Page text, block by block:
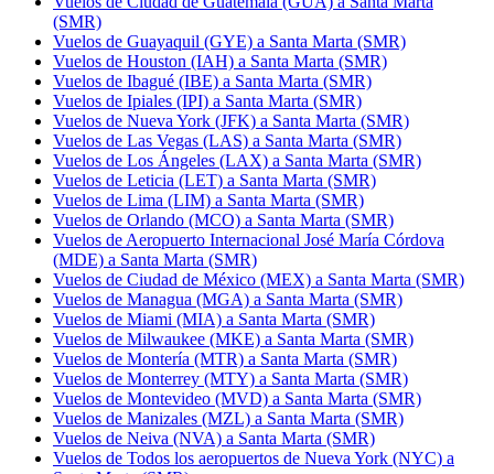
(SMR)
Vuelos de Guayaquil (GYE) a Santa Marta (SMR)
Vuelos de Houston (IAH) a Santa Marta (SMR)
Vuelos de Ibagué (IBE) a Santa Marta (SMR)
Vuelos de Ipiales (IPI) a Santa Marta (SMR)
Vuelos de Nueva York (JFK) a Santa Marta (SMR)
Vuelos de Las Vegas (LAS) a Santa Marta (SMR)
Vuelos de Los Ángeles (LAX) a Santa Marta (SMR)
Vuelos de Leticia (LET) a Santa Marta (SMR)
Vuelos de Lima (LIM) a Santa Marta (SMR)
Vuelos de Orlando (MCO) a Santa Marta (SMR)
Vuelos de Aeropuerto Internacional José María Córdova
(MDE) a Santa Marta (SMR)
Vuelos de Ciudad de México (MEX) a Santa Marta (SMR)
Vuelos de Managua (MGA) a Santa Marta (SMR)
Vuelos de Miami (MIA) a Santa Marta (SMR)
Vuelos de Milwaukee (MKE) a Santa Marta (SMR)
Vuelos de Montería (MTR) a Santa Marta (SMR)
Vuelos de Monterrey (MTY) a Santa Marta (SMR)
Vuelos de Montevideo (MVD) a Santa Marta (SMR)
Vuelos de Manizales (MZL) a Santa Marta (SMR)
Vuelos de Neiva (NVA) a Santa Marta (SMR)
Vuelos de Todos los aeropuertos de Nueva York (NYC) a